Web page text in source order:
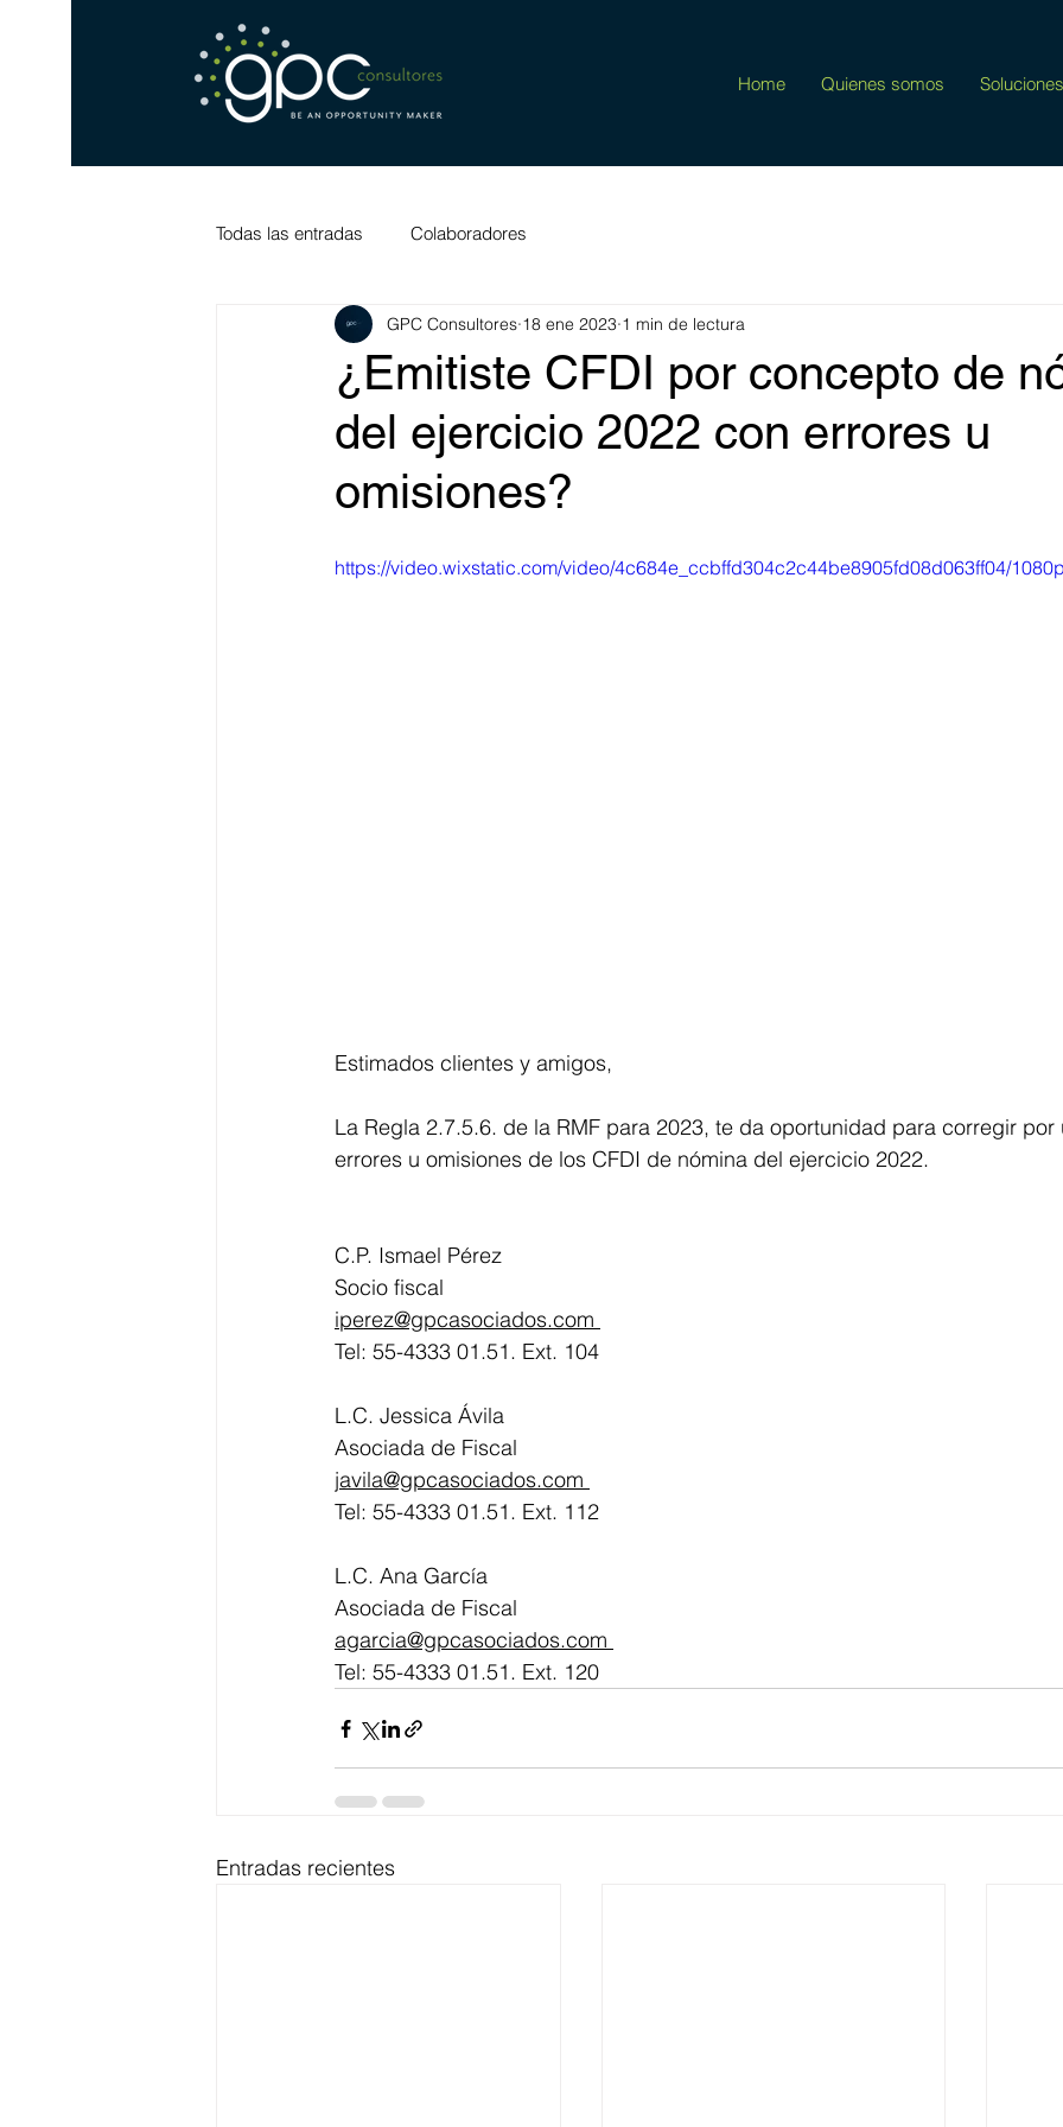
Home Quienes somos Soluciones
Todas las entradas Colaboradores
¿Emitiste CFDI por concepto de
del ejercicio 2022 con errores u
omisiones?
GPC Consultores 18 ene 2023 1 min de lectura
https://video.wixstatic.com/video/4c684e_ccbffd304c2c44be8905fd08d063ff04/
Estimados clientes y amigos,
La Regla 2.7.5.6. de la RMF para 2023, te da oportunidad para corregir por
errores u omisiones de los CFDI de nómina del ejercicio 2022.
C.P. Ismael Pérez
Socio fiscal
iperez@gpcasociados.com
Tel: 55-4333 01.51. Ext. 104
L.C. Jessica Ávila
Asociada de Fiscal
javila@gpcasociados.com
Tel: 55-4333 01.51. Ext. 112
L.C. Ana García
Asociada de Fiscal
agarcia@gpcasociados.com
Tel: 55-4333 01.51. Ext. 120
Entradas recientes